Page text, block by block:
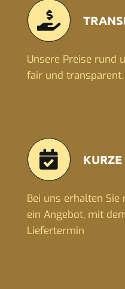
Unsere Preise rund
fair und transparent.
Bei uns erhalten
ein Angebot, mit
Liefertermin